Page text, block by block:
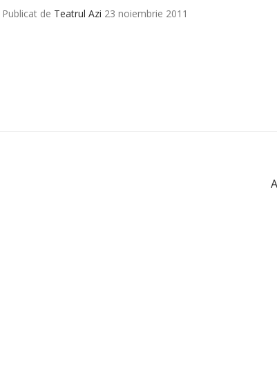
Publicat de Teatrul Azi 23 noiembrie 2011